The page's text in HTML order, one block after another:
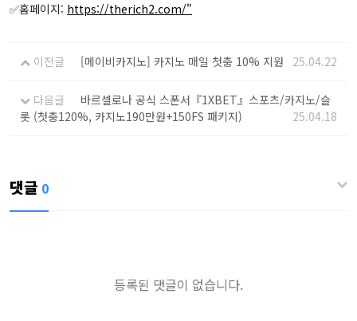
✅홈페이지: https://therich2.com/"
이전글 [메이비카지노] 카지노 매일 첫충 10% 지원 25.04.22
다음글
바르셀로나 공식 스폰서『1XBET』스포츠/카지노/슬
롯 (첫충120%, 카지노190만원+150FS 패키지)
25.04.18
댓글 0
등록된 댓글이 없습니다.